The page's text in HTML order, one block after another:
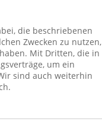
die beschriebenen
Zwecken zu nutzen,
Mit Dritten, die in
um ein
sind auch weiterhin